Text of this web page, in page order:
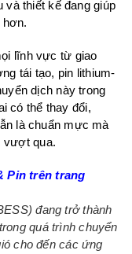
và thiết kế đang giúp
hơn.
lĩnh vực từ giao
tái tạo, pin lithium-
dịch này trong
có thể thay đổi,
là chuẩn mực mà
vượt qua.
Pin trên trang
đang trở thành
quá trình chuyển
cho đến các ứng